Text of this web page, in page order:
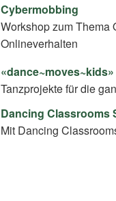
Cybermobbing
Workshop zum Thema
Onlineverhalten
Tanzprojekte für die
Dancing Classrooms
Mit Dancing